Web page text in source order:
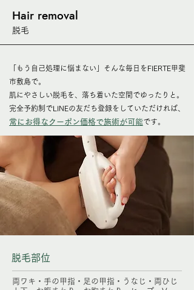
Hair removal
​脱毛
「もう自己処理に悩まない」そんな毎日をFIERTE甲斐
市敷島で。
肌にやさしい脱毛を、落ち着いた空間でゆったりと。
完全予約制でLINEの友だち登録をしていただければ、
常にお得なクーポン価格で施術が可能です。
脱毛部位
​両ワキ・手の甲指・足の甲指・うなじ・両ひじ